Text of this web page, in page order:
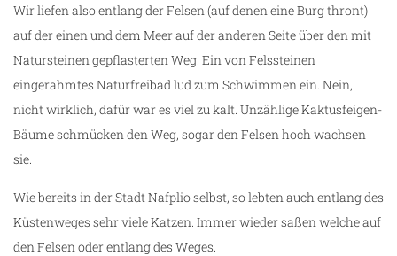
Wir liefen also entlang der Felsen (auf denen eine Burg thront)
auf der einen und dem Meer auf der anderen Seite über den mit
Natursteinen gepflasterten Weg. Ein von Felssteinen
eingerahmtes Naturfreibad lud zum Schwimmen ein. Nein,
nicht wirklich, dafür war es viel zu kalt. Unzählige Kaktusfeigen-
Bäume schmücken den Weg, sogar den Felsen hoch wachsen
sie.
Wie bereits in der Stadt Nafplio selbst, so lebten auch entlang des
Küstenweges sehr viele Katzen. Immer wieder saßen welche auf
den Felsen oder entlang des Weges.